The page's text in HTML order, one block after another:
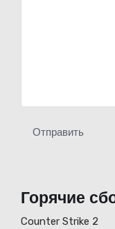
Отправить
Горячие
Counter Strike 2